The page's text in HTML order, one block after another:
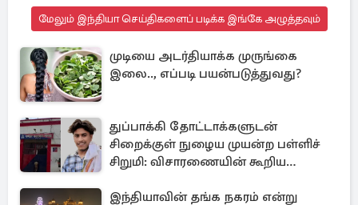
மேலும் இந்தியா செய்திகளைப் படிக்க இங்கே அழுத்தவும்
முடியை அடர்தியாக்க முருங்கை
இலை.., எப்படி பயன்படுத்துவது?
துப்பாக்கி தோட்டாக்களுடன்
சிறைக்குள் நுழைய முயன்ற பள்ளிச்
சிறுமி: விசாரணையின் கூறிய
இந்தியாவின் தங்க நகரம் என்று